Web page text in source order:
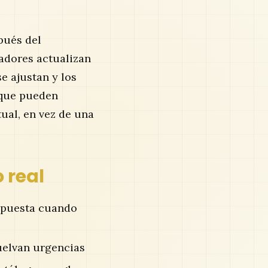
del
actualizan
ajustan y los
pueden
en vez de una
real
cuando
urgencias